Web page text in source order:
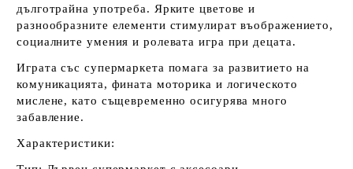
дълготрайна употреба. Ярките цветове и
разнообразните елементи стимулират въображението,
социалните умения и ролевата игра при децата.
Играта със супермаркета помага за развитието на
комуникацията, фината моторика и логическото
мислене, като същевременно осигурява много
забавление.
Характеристики: